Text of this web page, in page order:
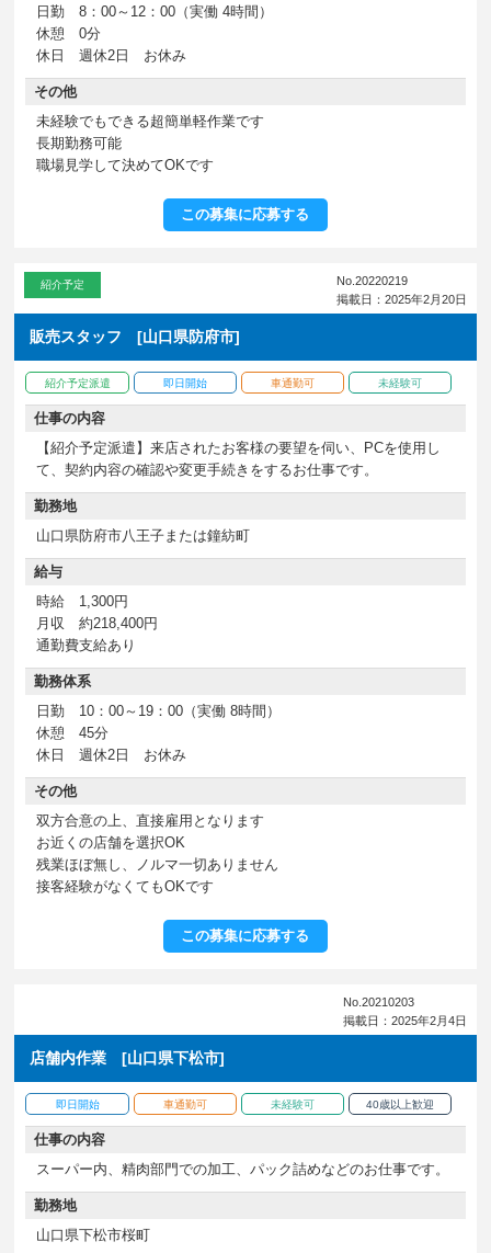
日勤 8：00～12：00（実働 4時間）
休憩 0分
休日 週休2日 お休み
その他
未経験でもできる超簡単軽作業です
長期勤務可能
職場見学して決めてOKです
この募集に応募する
紹介予定
No.20220219
掲載日：2025年2月20日
販売スタッフ [山口県防府市]
紹介予定派遣 即日開始 車通勤可 未経験可
仕事の内容
【紹介予定派遣】来店されたお客様の要望を伺い、PCを使用し
て、契約内容の確認や変更手続きをするお仕事です。
勤務地
山口県防府市八王子または鐘紡町
給与
時給 1,300円
月収 約218,400円
通勤費支給あり
勤務体系
日勤 10：00～19：00（実働 8時間）
休憩 45分
休日 週休2日 お休み
その他
双方合意の上、直接雇用となります
お近くの店舗を選択OK
残業ほぼ無し、ノルマ一切ありません
接客経験がなくてもOKです
この募集に応募する
No.20210203
掲載日：2025年2月4日
店舗内作業 [山口県下松市]
即日開始 車通勤可 未経験可 40歳以上歓迎
仕事の内容
スーパー内、精肉部門での加工、パック詰めなどのお仕事です。
勤務地
山口県下松市桜町